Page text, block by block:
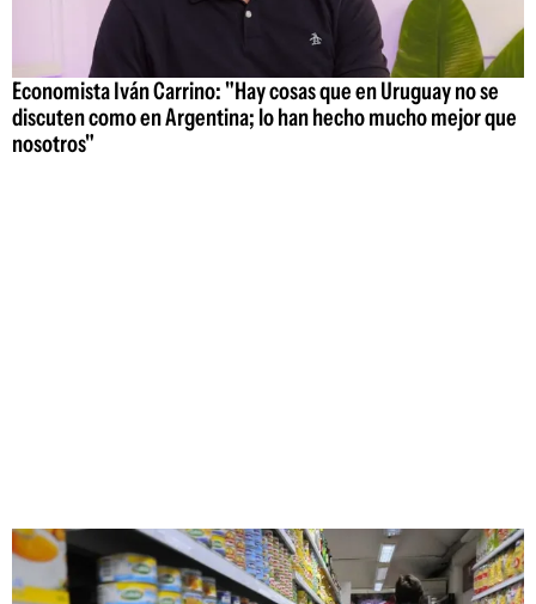
Economista Iván Carrino: "Hay cosas que en Uruguay no se
discuten como en Argentina; lo han hecho mucho mejor que
nosotros"